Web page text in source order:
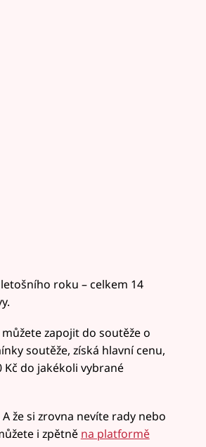
roku – celkem 14
zapojit do soutěže o
soutěže, získá hlavní cenu,
Kč do jakékoli vybrané
A že si zrovna nevíte rady nebo
i zpětně na platformě